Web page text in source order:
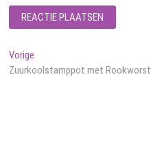
Bericht
navigatie
Vorige
bericht:
Zuurkoolstamppot met Rookworst